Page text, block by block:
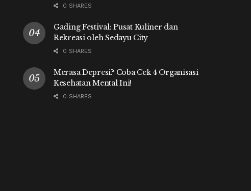
0 SHARES
Gading Festival: Pusat Kuliner dan
Rekreasi oleh Sedayu City
0 SHARES
Merasa Depresi? Coba Cek 4 Organisasi
Kesehatan Mental Ini!
0 SHARES